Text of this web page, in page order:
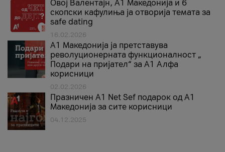
Овој Валентајн, A1 Македонија и 6
скопски кафулиња ја отворија темата за
safe dating
16.02.2026
А1 Македонија ја претставува
револуционерната функционалност „
Подари на пријател“ за А1 Алфа
корисници
02.02.2026
Празничен A1 Net Sеf подарок од А1
Македонија за сите корисници
04.12.2025